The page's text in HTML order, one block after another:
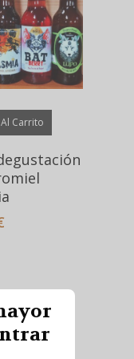
la
página
de
producto
51,18€
Carrito